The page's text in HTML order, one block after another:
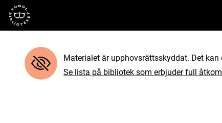
Till startsidan
Materialet är upphovsrättsskyddat. Det
Se lista på bibliotek som erbjuder full